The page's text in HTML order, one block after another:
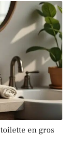
en gros